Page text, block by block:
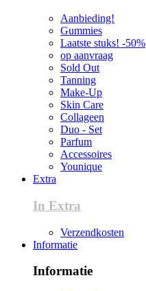
Aanbieding!
Gummies
Laatste stuks! -50%
op aanvraag
Sold Out
Tanning
Make-Up
Skin Care
Collageen
Duo - Set
Parfum
Accessoires
Younique
Extra
In Extra
Verzendkosten
Informatie
Informatie